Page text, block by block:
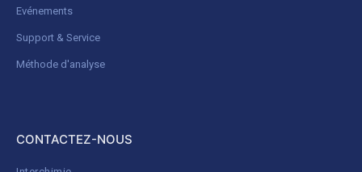
Evénements
Support & Service
Méthode d'analyse
CONTACTEZ-NOUS